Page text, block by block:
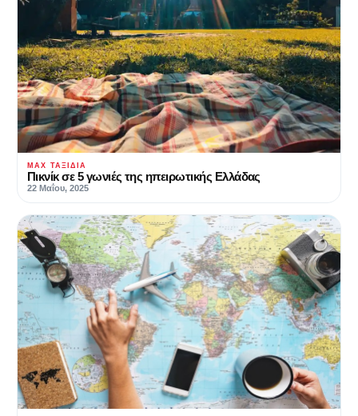
MAX ΤΑΞΊΔΙΑ
Πικνίκ σε 5 γωνιές της ηπειρωτικής Ελλάδας
22 Μαΐου, 2025